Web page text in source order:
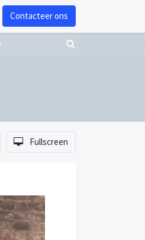
Contacteer ons
Fullscreen